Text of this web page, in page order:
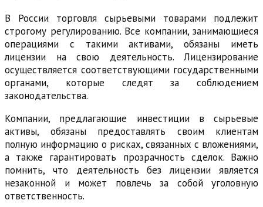
В России торговля сырьевыми товарами подлежит
строгому регулированию. Все компании, занимающиеся
операциями с такими активами, обязаны иметь
лицензии на свою деятельность. Лицензирование
осуществляется соответствующими государственными
органами, которые следят за соблюдением
законодательства.
Компании, предлагающие инвестиции в сырьевые
активы, обязаны предоставлять своим клиентам
полную информацию о рисках, связанных с вложениями,
а также гарантировать прозрачность сделок. Важно
помнить, что деятельность без лицензии является
незаконной и может повлечь за собой уголовную
ответственность.